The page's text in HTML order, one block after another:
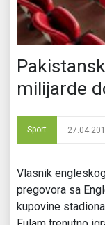
milijarde
Sport
Vlasnik
pregovora sa
kupovine